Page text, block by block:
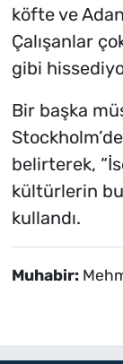
köfte ve
Çalışanlar
gibi
Bir başka
belirterek,
kültürlerin
kullandı.
Muhabir: